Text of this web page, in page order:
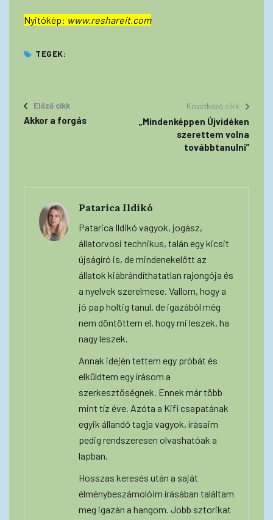
Nyitókép: www.reshareit.com
TEGEK:
Előző cikk
Akkor a forgás
Következő cikk
„Mindenképpen Újvidéken
szerettem volna
továbbtanulni”
Patarica Ildikó
Patarica Ildikó vagyok, jogász,
állatorvosi technikus, talán egy kicsit
újságíró is, de mindenekelőtt az
állatok kiábrándíthatatlan rajongója és
a nyelvek szerelmese. Vallom, hogy a
jó pap holtig tanul, de igazából még
nem döntöttem el, hogy mi leszek, ha
nagy leszek.
Annak idején tettem egy próbát és
elküldtem egy írásom a
szerkesztőségnek. Ennek már több
mint tíz éve. Azóta a Kifi csapatának
egyik állandó tagja vagyok, írásaim
pedig rendszeresen olvashatóak a
lapban.
Hosszas keresés után a saját
élménybeszámolóim írásában találtam
meg igazán a hangom. Jobb sztorikat